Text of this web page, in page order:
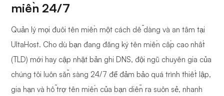
miền 24/7
Quản lý mọi đuôi tên miền một cách dễ dàng và an tâm tại
UltaHost. Cho dù bạn đang đăng ký tên miền cấp cao nhất
(TLD) mới hay cập nhật bản ghi DNS, đội ngũ chuyên gia của
chúng tôi luôn sẵn sàng 24/7 để đảm bảo quá trình thiết lập,
gia hạn và hỗ trợ tên miền của bạn diễn ra suôn sẻ, nhanh